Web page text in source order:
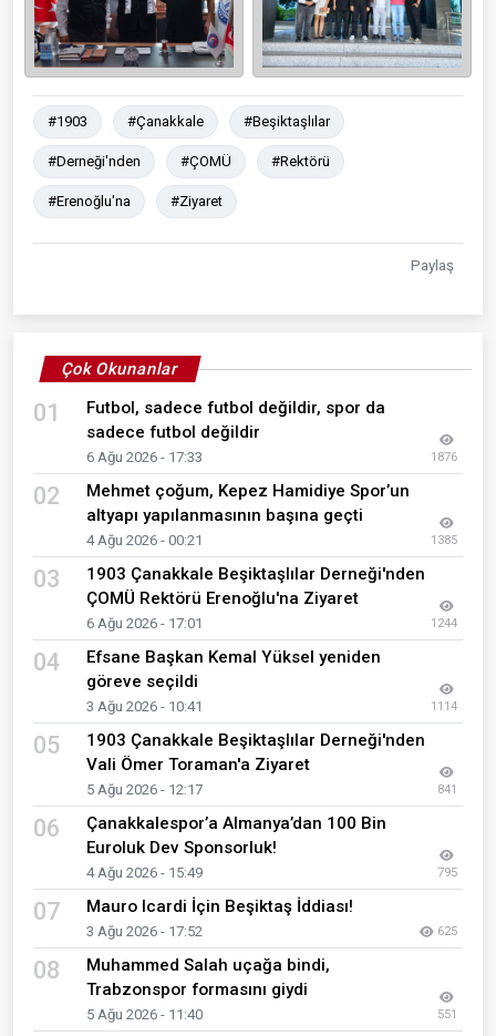
#1903 #Çanakkale #Beşiktaşlılar
#Derneği'nden #ÇOMÜ #Rektörü
#Erenoğlu'na #Ziyaret
Paylaş
Çok Okunanlar
01
Futbol, sadece futbol değildir, spor da
sadece futbol değildir
6 Ağu 2026 - 17:33 1876
02
Mehmet çoğum, Kepez Hamidiye Spor’un
altyapı yapılanmasının başına geçti
4 Ağu 2026 - 00:21 1385
03
1903 Çanakkale Beşiktaşlılar Derneği'nden
ÇOMÜ Rektörü Erenoğlu'na Ziyaret
6 Ağu 2026 - 17:01 1244
04
Efsane Başkan Kemal Yüksel yeniden
göreve seçildi
3 Ağu 2026 - 10:41 1114
05
1903 Çanakkale Beşiktaşlılar Derneği'nden
Vali Ömer Toraman'a Ziyaret
5 Ağu 2026 - 12:17 841
06
Çanakkalespor’a Almanya’dan 100 Bin
Euroluk Dev Sponsorluk!
4 Ağu 2026 - 15:49 795
07 Mauro Icardi İçin Beşiktaş İddiası!
3 Ağu 2026 - 17:52 625
08
Muhammed Salah uçağa bindi,
Trabzonspor formasını giydi
5 Ağu 2026 - 11:40 551